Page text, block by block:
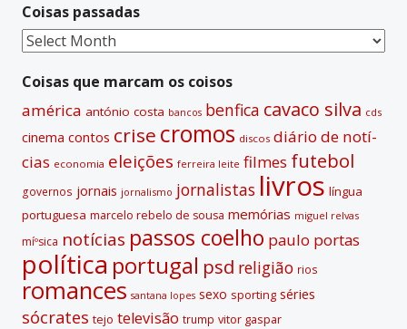
a
t
i
v
Coisas passadas
Coisas
Coisas que marcam os coisos
américa antónio costa bancos benfica cavaco silva cds
cinema contos crise cromos discos diário de notí­
cias economia eleições ferreira leite filmes futebol
governos jornais jornalismo jornalistas livros lí­ngua
portuguesa marcelo rebelo de sousa memórias miguel relvas
míºsica notí­cias passos coelho paulo portas
polí­tica portugal psd religião rios
romances santana lopes sexo sporting séries
sócrates tejo televisão trump vitor gaspar